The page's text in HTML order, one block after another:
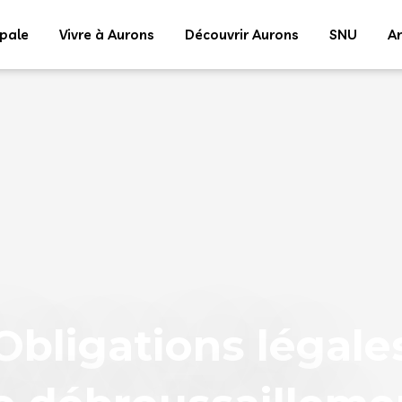
Vivre à Aurons Découvrir Aurons SNU